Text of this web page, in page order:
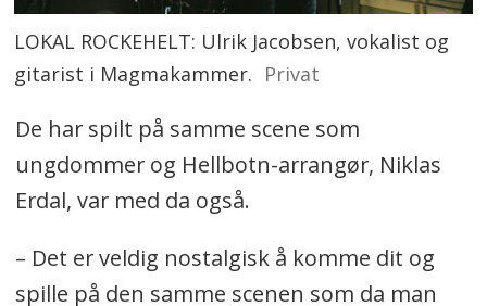
LOKAL ROCKEHELT: Ulrik Jacobsen, vokalist og
gitarist i Magmakammer. Privat
De har spilt på samme scene som
ungdommer og Hellbotn-arrangør, Niklas
Erdal, var med da også.
– Det er veldig nostalgisk å komme dit og
spille på den samme scenen som da man